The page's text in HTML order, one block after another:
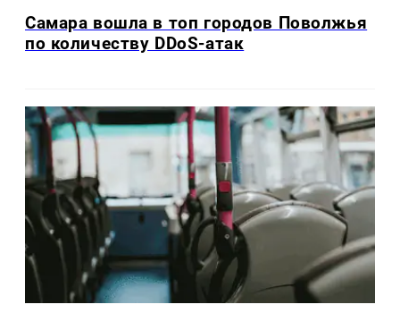
Самара вошла в топ городов Поволжья
по количеству DDoS-атак